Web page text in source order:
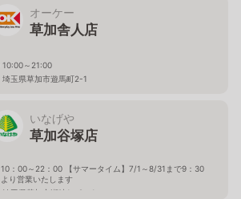
オーケー
草加舎人店
10:00～21:00
埼玉県草加市遊馬町2-1
いなげや
草加谷塚店
10：00～22：00 【サマータイム】7/1～8/31まで9：30
より営業いたします
埼玉県草加市瀬崎1－9－1